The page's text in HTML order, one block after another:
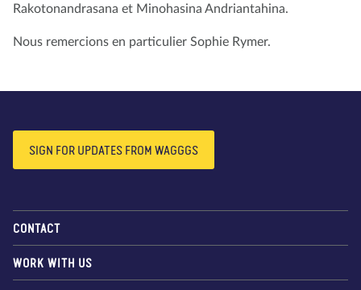
Rakotonandrasana et Minohasina Andriantahina.
Nous remercions en particulier Sophie Rymer.
SIGN FOR UPDATES FROM WAGGGS
CONTACT
WORK WITH US